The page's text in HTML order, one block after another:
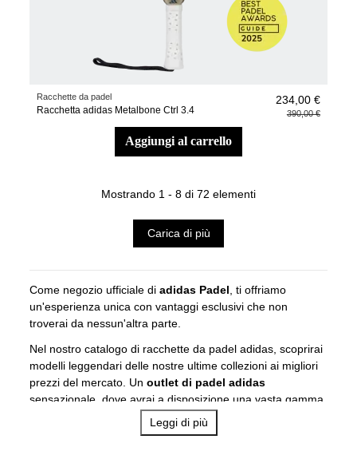
Racchette da padel
Racchetta adidas Metalbone Ctrl 3.4
234,00 €
390,00 €
aggiungi al carrello
Mostrando 1 - 8 di 72 elementi
Carica di più
Come negozio ufficiale diadidas Padel , ti offriamo
un'esperienza unica con vantaggi esclusivi che non
troverai da nessun'altra parte.
Nel nostro catalogo di racchette da padel adidas, scoprirai
modelli leggendari delle nostre ultime collezioni ai migliori
prezzi del mercato. Unoutlet di padel adidas
sensazionale, dove avrai a disposizione una vasta gamma
di modelli con sconti incredibili.
Leggi di più